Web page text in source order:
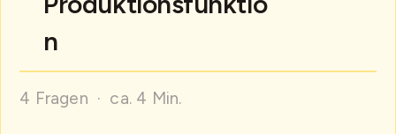
n
4 Fragen · ca. 4 Min.